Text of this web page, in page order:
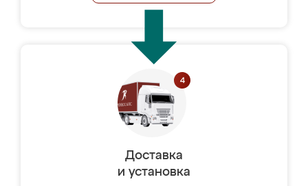
Доставка
и установка